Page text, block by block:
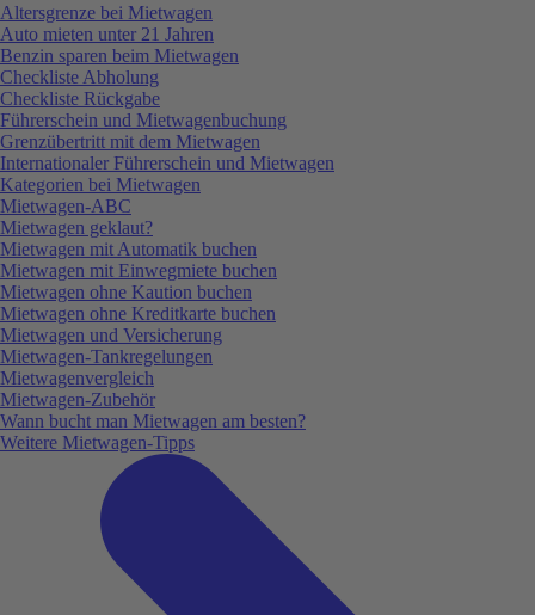
Altersgrenze bei Mietwagen
Auto mieten unter 21 Jahren
Benzin sparen beim Mietwagen
Checkliste Abholung
Checkliste Rückgabe
Führerschein und Mietwagenbuchung
Grenzübertritt mit dem Mietwagen
Internationaler Führerschein und Mietwagen
Kategorien bei Mietwagen
Mietwagen-ABC
Mietwagen geklaut?
Mietwagen mit Automatik buchen
Mietwagen mit Einwegmiete buchen
Mietwagen ohne Kaution buchen
Mietwagen ohne Kreditkarte buchen
Mietwagen und Versicherung
Mietwagen-Tankregelungen
Mietwagenvergleich
Mietwagen-Zubehör
Wann bucht man Mietwagen am besten?
Weitere Mietwagen-Tipps